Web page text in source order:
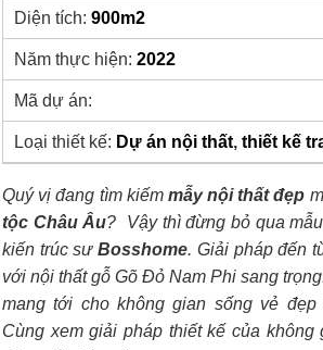
Diện tích: 900m2
Năm thực hiện: 2022
Mã dự án:
Loại thiết kế: Dự án nội thất, thiết kế
Quý vị đang tìm kiếm mẫy nội thất đẹp
tộc Châu Âu? Vậy thì đừng bỏ qua
kiến trúc sưBosshome. Giải pháp đến
với nội thất gỗ Gõ Đỏ Nam Phi sang
mang tới cho không gian sống vẻ đẹp
Cùng xem giải pháp thiết kế của không